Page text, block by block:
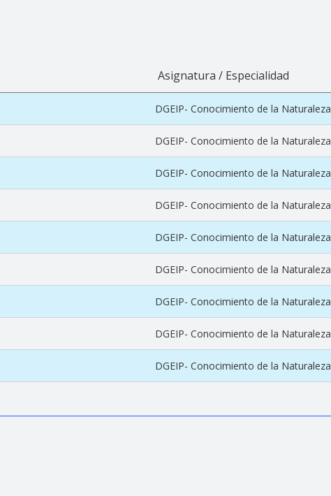
Asignatura / Especialidad
DGEIP- Conocimiento de la Naturaleza
DGEIP- Conocimiento de la Naturaleza
DGEIP- Conocimiento de la Naturaleza
DGEIP- Conocimiento de la Naturaleza
DGEIP- Conocimiento de la Naturaleza
DGEIP- Conocimiento de la Naturaleza
DGEIP- Conocimiento de la Naturaleza
DGEIP- Conocimiento de la Naturaleza
DGEIP- Conocimiento de la Naturaleza